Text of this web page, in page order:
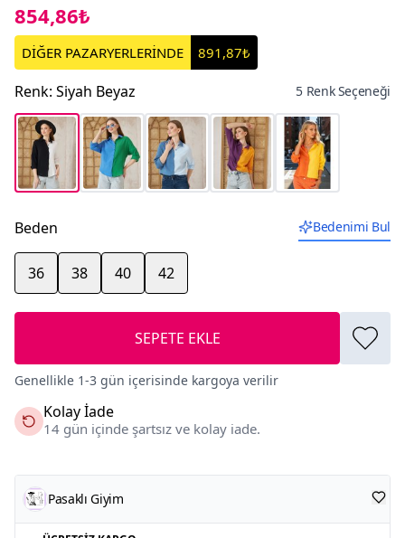
854,86₺
DİĞER PAZARYERLERİNDE 891,87₺
Renk: Siyah Beyaz 5 Renk Seçeneği
Beden Bedenimi Bul
36 38 40 42
SEPETE EKLE
Genellikle 1-3 gün içerisinde kargoya verilir
Kolay İade
14 gün içinde şartsız ve kolay iade.
Pasaklı Giyim